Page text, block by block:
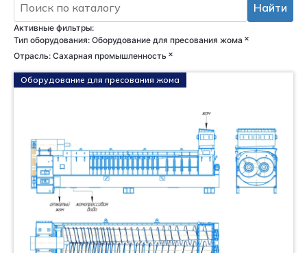
Найти
Активные фильтры:
Тип оборудования: Оборудование для пресования жома ×
Отрасль: Сахарная промышленность ×
Оборудование для пресования жома